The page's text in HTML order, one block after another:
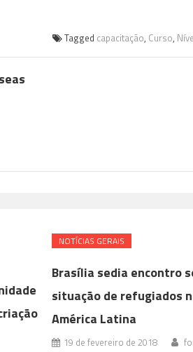
Tagged capacitação, Curso,
NOTÍ­CIAS GERAIS
Brasília sedia encontro
situação de refugiados
América Latina
19 de fevereiro de 2018